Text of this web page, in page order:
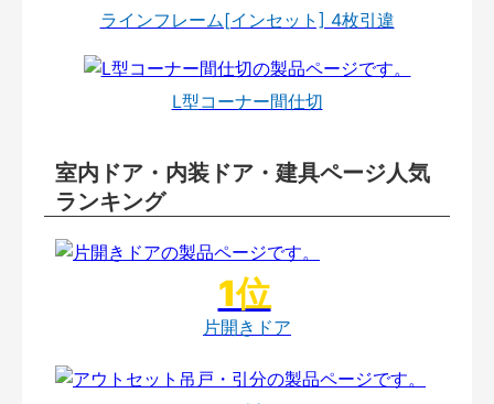
ラインフレーム[インセット] 4枚引違
L型コーナー間仕切
室内ドア・内装ドア・建具ページ人気
ランキング
片開きドア